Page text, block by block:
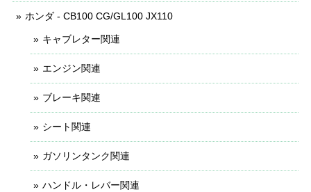
ホンダ - CB100 CG/GL100 JX110
キャブレター関連
エンジン関連
ブレーキ関連
シート関連
ガソリンタンク関連
ハンドル・レバー関連